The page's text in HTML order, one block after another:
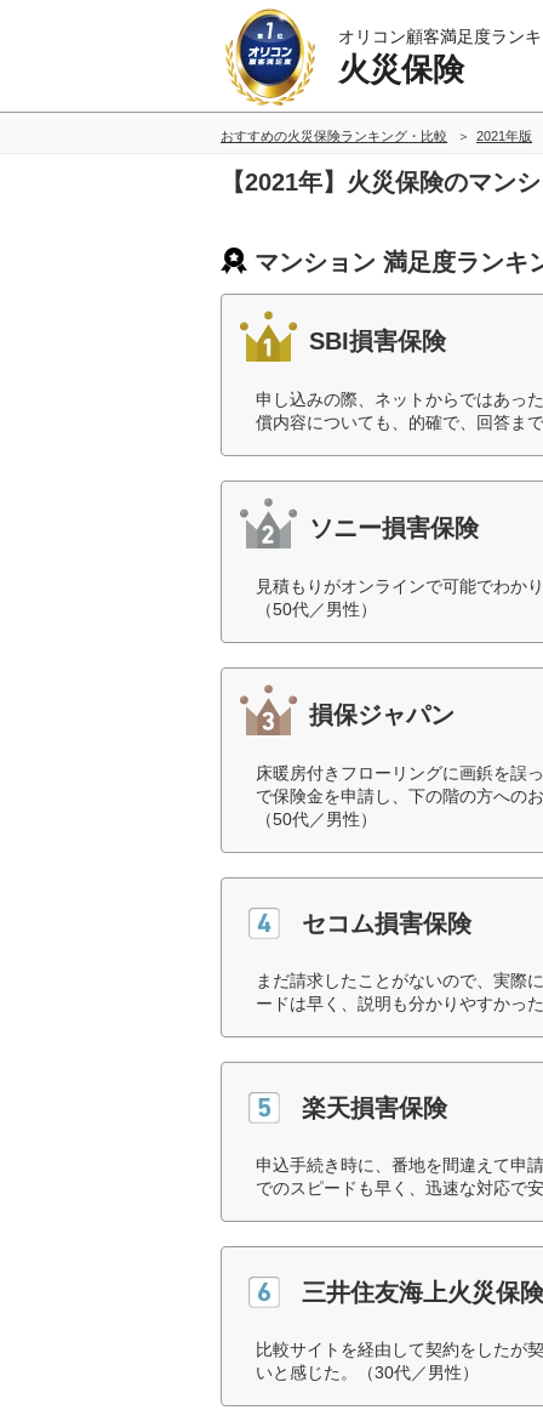
オリコン顧客満足度ラン
火災保険
おすすめの火災保険ランキング・比較 2021年版
【2021年】火災保険のマン
マンション 満足度ランキ
SBI損害保険
申し込みの際、ネットからではあっ
償内容についても、的確で、回答ま
ソニー損害保険
見積もりがオンラインで可能でわか
（50代／男性）
損保ジャパン
床暖房付きフローリングに画鋲を誤
で保険金を申請し、下の階の方への
（50代／男性）
セコム損害保険
まだ請求したことがないので、実際
ードは早く、説明も分かりやすかっ
楽天損害保険
申込手続き時に、番地を間違えて申
でのスピードも早く、迅速な対応で
三井住友海上火災保険
比較サイトを経由して契約をしたが
いと感じた。（30代／男性）